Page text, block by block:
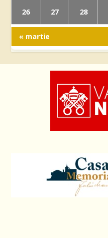
26 27 28
« martie